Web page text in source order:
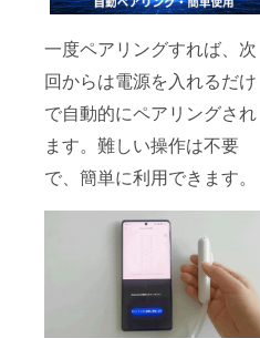
一度ペアリングすれば、次
回からは電源を入れるだけ
で自動的にペアリングされ
ます。難しい操作は不要
で、簡単に利用できます。